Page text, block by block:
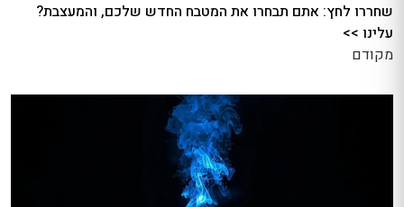
שחררו לחץ: אתם תבחרו את המטבח החדש שלכם, והמעצבת?
עלינו >>
מקודם